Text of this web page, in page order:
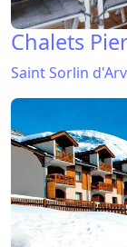
Chalets
Saint Sorlin